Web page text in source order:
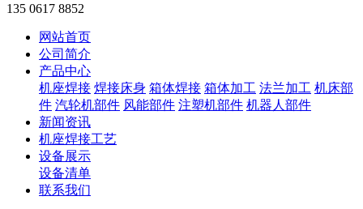
135 0617 8852
网站首页
公司简介
产品中心
机座焊接 焊接床身 箱体焊接 箱体加工 法兰加工 机床部
件 汽轮机部件 风能部件 注塑机部件 机器人部件
新闻资讯
机座焊接工艺
设备展示
设备清单
联系我们